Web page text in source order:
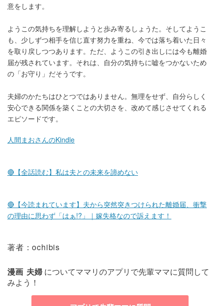
意をします。
ようこの気持ちを理解しようと歩み寄るしょうた。そしてようこ
も、少しずつ相手を信じ直す努力を重ね、今では落ち着いた日々
を取り戻しつつあります。ただ、ようこの引き出しには今も離婚
届が残されています。それは、自分の気持ちに嘘をつかないため
の「お守り」だそうです。
夫婦のかたちはひとつではありません。無理をせず、自分らしく
安心できる関係を築くことの大切さを、改めて感じさせてくれる
エピソードです。
人間まおさんのKindle
🔴【全話読む】私は夫との未来を諦めない
🔴【今読まれています】夫から突然突きつけられた離婚届、衝撃
の理由に思わず「はぁ!?」｜嫁失格なので訴えます！
著者：ochibis
漫画 夫婦 についてママリのアプリで先輩ママに質問して
みよう！